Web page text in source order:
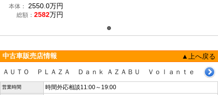
本体： 2550.0万円
総額： 2582万円
中古車販売店情報
▲上へ戻る
ＡＵＴＯ ＰＬＡＺＡ Ｄａｎｋ ＡＺＡＢＵ Ｖｏｌａｎｔｅ
営業時間 時間外応相談11:00～19:00